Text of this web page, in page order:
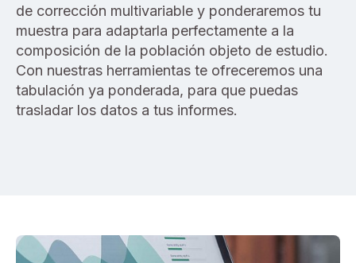
de corrección multivariable y ponderaremos tu
muestra para adaptarla perfectamente a la
composición de la población objeto de estudio.
Con nuestras herramientas te ofreceremos una
tabulación ya ponderada, para que puedas
trasladar los datos a tus informes.